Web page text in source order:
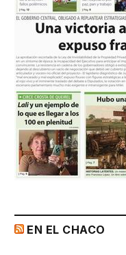
EN EL CHACO